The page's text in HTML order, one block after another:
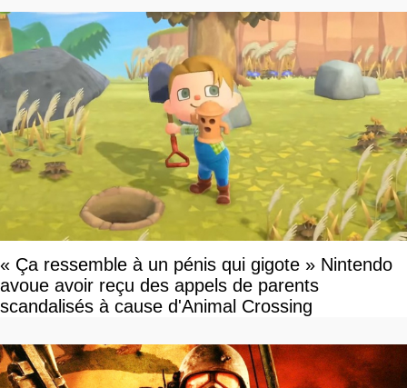
« Ça ressemble à un pénis qui gigote » Nintendo
avoue avoir reçu des appels de parents
scandalisés à cause d'Animal Crossing